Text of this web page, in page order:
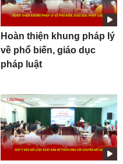
Hoàn thiện khung pháp lý
về phổ biến, giáo dục
pháp luật